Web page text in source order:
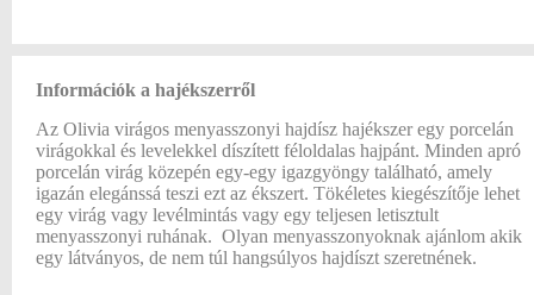
Információk a hajékszerről
Az Olivia virágos menyasszonyi hajdísz hajékszer egy porcelán
virágokkal és levelekkel díszített féloldalas hajpánt. Minden apró
porcelán virág közepén egy-egy igazgyöngy található, amely
igazán elegánssá teszi ezt az ékszert. Tökéletes kiegészítője lehet
egy virág vagy levélmintás vagy egy teljesen letisztult
menyasszonyi ruhának. Olyan menyasszonyoknak ajánlom akik
egy látványos, de nem túl hangsúlyos hajdíszt szeretnének.